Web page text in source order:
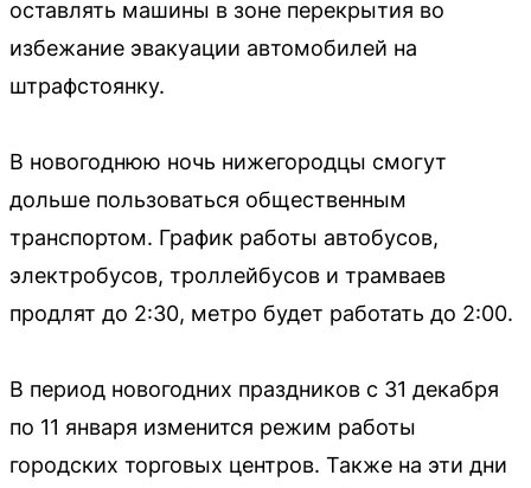
оставлять машины в зоне перекрытия во
избежание эвакуации автомобилей на
штрафстоянку.
В новогоднюю ночь нижегородцы смогут
дольше пользоваться общественным
транспортом. График работы автобусов,
электробусов, троллейбусов и трамваев
продлят до 2:30, метро будет работать до 2:00.
В период новогодних праздников с 31 декабря
по 11 января изменится режим работы
городских торговых центров. Также на эти дни